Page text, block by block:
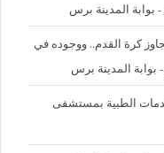
المدينة برس
كرة القدم.. ووجوده في
بوابة المدينة برس
الطبية بمستشفى